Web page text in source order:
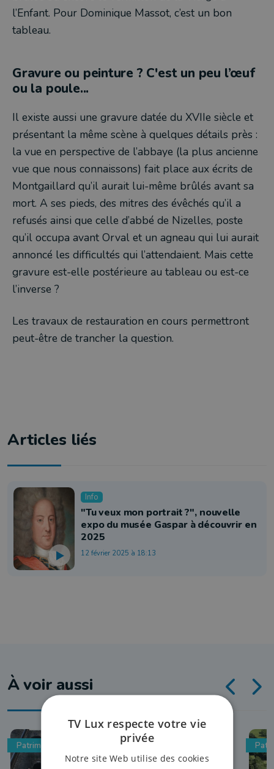
l’Enfant. Pour Dominique Massot, c’est un bon
tableau.
Gravure ou peinture ? C'est un peu l’œuf
ou la poule...
Il existe aussi une gravure datée du XVIIe siècle et
présentant la même scène à quelques détails près :
la vue en perspective de l’abbaye (la plus ancienne
vue que nous connaissons) fait place aux écrits de
Montgaillard qu’il aurait lui-même brûlés avant sa
mort. A ses pieds, des mitres des évêchés qu’il a
refusés ainsi que celle d’abbé de Nizelles, poste
qu’il occupa avant Orval et un agneau qui lui aurait
annoncé les difficultés qui l’attendaient. Mais cette
gravure est-elle postérieure au tableau ou est-ce
l’inverse ?
Les travaux de restauration en cours permettront
peut-être de trancher la question.
Articles liés
Info
"Tu veux mon portrait ?", nouvelle
expo du musée Gaspar à découvrir en
2025
12 février 2025 à 18:13
À voir aussi
Patrimoine
TV Lux respecte votre vie
privée
Notre site Web utilise des cookies